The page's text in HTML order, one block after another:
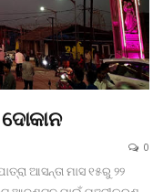
0
ଆସନ୍ତା ମାସ ୧୫ରୁ ୨୨